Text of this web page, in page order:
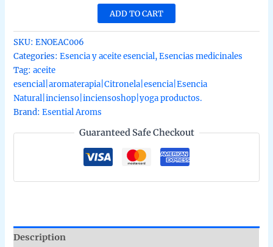
de
citronela
de
Aroms
10ml
quantity
ADD TO CART
SKU:ENOEAC006
Categories:Esencia y aceite esencial,Esencias medicinales
Tag:aceite
esencial|aromaterapia|Citronela|esencia|Esencia
Natural|incienso|inciensoshop|yoga productos.
Brand:Esential Aroms
Guaranteed Safe Checkout
Description